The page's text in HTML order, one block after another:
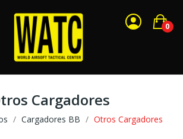
0
Cargadores
Cargadores BB Otros Cargadores